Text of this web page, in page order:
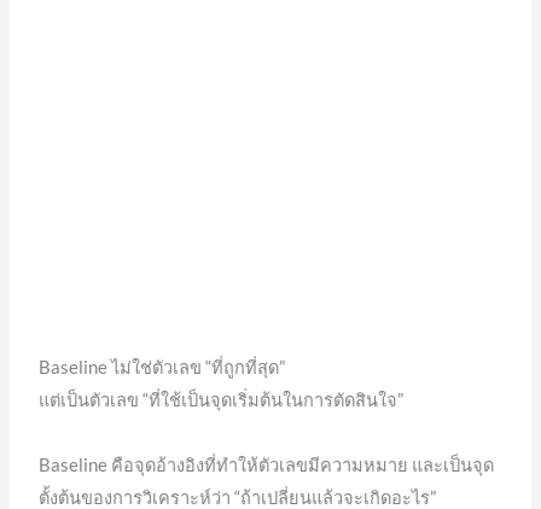
Baseline ไม่ใช่ตัวเลข “ที่ถูกที่สุด”
แต่เป็นตัวเลข “ที่ใช้เป็นจุดเริ่มต้นในการตัดสินใจ”
Baseline คือจุดอ้างอิงที่ทำให้ตัวเลขมีความหมาย และเป็นจุด
ตั้งต้นของการวิเคราะห์ว่า “ถ้าเปลี่ยนแล้วจะเกิดอะไร”